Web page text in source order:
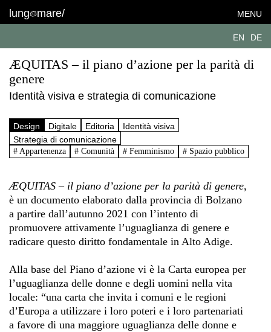
lung mare/ MENU
EN DE
ÆQUITAS – il piano d’azione per la parità di
genere
Identità visiva e strategia di comunicazione
Design Digitale Editoria
Identità visiva
Strategia di comunicazione
# Appartenenza # Comunità # Femminismo # Spazio pubblico
ÆQUITAS – il piano d’azione per la parità di genere,
è un documento elaborato dalla provincia di Bolzano
a partire dall’autunno 2021 con l’intento di
promuovere attivamente l’uguaglianza di genere e
radicare questo diritto fondamentale in Alto Adige.
Alla base del Piano d’azione vi è la Carta europea per
l’uguaglianza delle donne e degli uomini nella vita
locale: “una carta che invita i comuni e le regioni
d’Europa a utilizzare i loro poteri e i loro partenariati
a favore di una maggiore uguaglianza delle donne e